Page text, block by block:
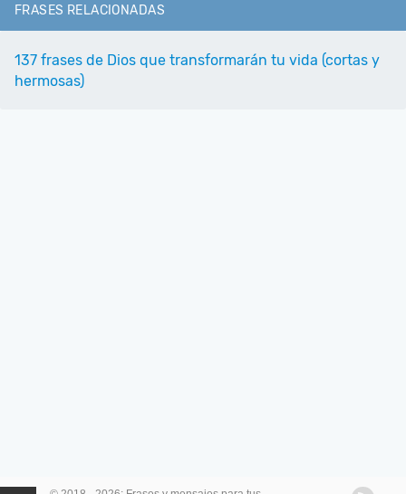
FRASES RELACIONADAS
137 frases de Dios que transformarán tu vida (cortas y
hermosas)